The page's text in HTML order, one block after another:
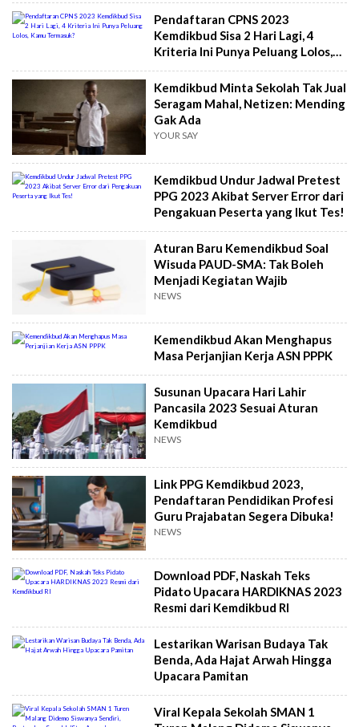
Pendaftaran CPNS 2023
Kemdikbud Sisa 2 Hari Lagi, 4
Kriteria Ini Punya Peluang Lolos,
Kamu Termasuk?
Kemdikbud Minta Sekolah Tak Jual
Seragam Mahal, Netizen: Mending
Gak Ada
YOUR SAY
Kemdikbud Undur Jadwal Pretest
PPG 2023 Akibat Server Error dari
Pengakuan Peserta yang Ikut Tes!
Aturan Baru Kemendikbud Soal
Wisuda PAUD-SMA: Tak Boleh
Menjadi Kegiatan Wajib
NEWS
Kemendikbud Akan Menghapus
Masa Perjanjian Kerja ASN PPPK
Susunan Upacara Hari Lahir
Pancasila 2023 Sesuai Aturan
Kemdikbud
NEWS
Link PPG Kemdikbud 2023,
Pendaftaran Pendidikan Profesi
Guru Prajabatan Segera Dibuka!
NEWS
Download PDF, Naskah Teks
Pidato Upacara HARDIKNAS 2023
Resmi dari Kemdikbud RI
Lestarikan Warisan Budaya Tak
Benda, Ada Hajat Arwah Hingga
Upacara Pamitan
Viral Kepala Sekolah SMAN 1